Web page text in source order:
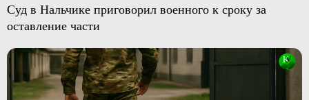
Суд в Нальчике приговорил военного к сроку за
оставление части